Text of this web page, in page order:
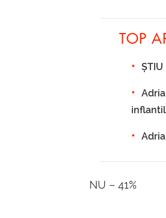
TOP
ȘTIU
NU – 41%